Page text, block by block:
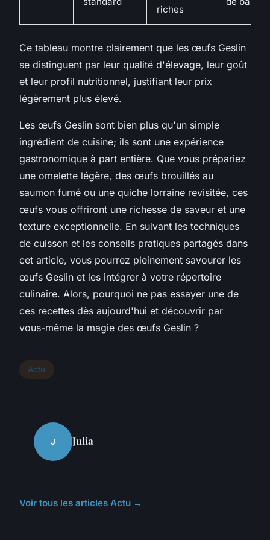
riches
Ce tableau montre clairement que les œufs Geslin
se distinguent par leur qualité d'élevage, leur goût
et leur profil nutritionnel, justifiant leur prix
légèrement plus élevé.
Les œufs Geslin sont bien plus qu'un simple
ingrédient de cuisine; ils sont une expérience
gastronomique à part entière. Que vous prépariez
une omelette légère, des œufs brouillés au
saumon fumé ou une quiche lorraine revisitée, ces
œufs vous offriront une richesse de saveur et une
texture exceptionnelle. En suivant les techniques
de cuisson et les conseils pratiques partagés dans
cet article, vous pourrez pleinement savourer les
œufs Geslin et les intégrer à votre répertoire
culinaire. Alors, pourquoi ne pas essayer une de
ces recettes dès aujourd'hui et découvrir par
vous-même la magie des œufs Geslin ?
Actu
J Julia
Voir tous les articles Actu →